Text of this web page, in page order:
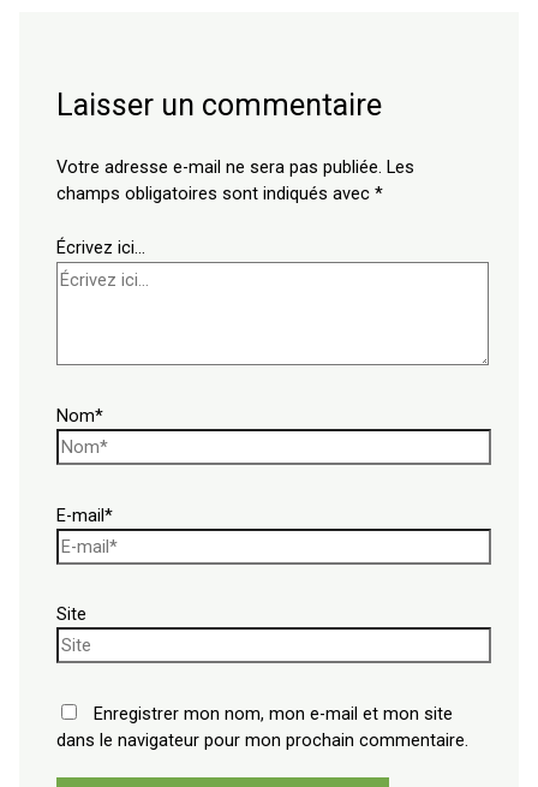
Laisser un commentaire
Votre adresse e-mail ne sera pas publiée. Les
champs obligatoires sont indiqués avec*
Écrivez ici…
Nom*
E-mail*
Site
Enregistrer mon nom, mon e-mail et mon site
dans le navigateur pour mon prochain commentaire.